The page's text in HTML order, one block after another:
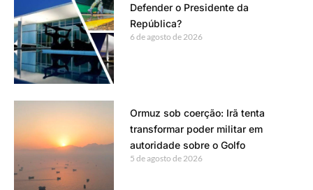
Defender o Presidente da
República?
6 de agosto de 2026
Ormuz sob coerção: Irã tenta
transformar poder militar em
autoridade sobre o Golfo
5 de agosto de 2026